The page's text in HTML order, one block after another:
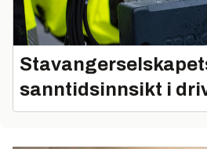
sanntidsinnsikt i